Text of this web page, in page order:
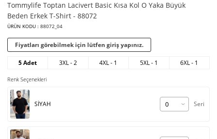
Tommylife Toptan Lacivert Basic Kısa Kol O Yaka Büyük
Beden Erkek T-Shirt - 88072
ÜRÜN KODU : 88072_04
Fiyatları görebilmek için lütfen giriş yapınız.
5 Adet 3XL - 2 4XL - 1 5XL - 1 6XL - 1
Renk Seçenekleri
SİYAH Seri